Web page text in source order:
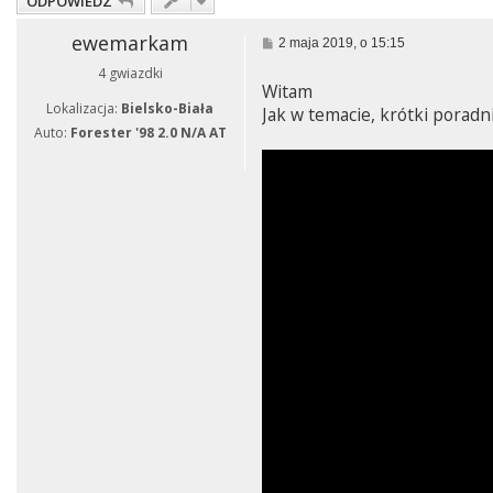
ewemarkam
4 gwiazdki
Lokalizacja: Bielsko-Biała
Auto: Forester '98 2.0 N/A AT
P
t
2 maja 2019, o 15:15
Witam
Jak w temacie, krótki